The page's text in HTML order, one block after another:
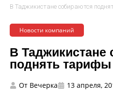
В Таджикистане собираются
Новости компаний
В Таджикистане
поднять тарифы
От Вечерка 13 апреля,